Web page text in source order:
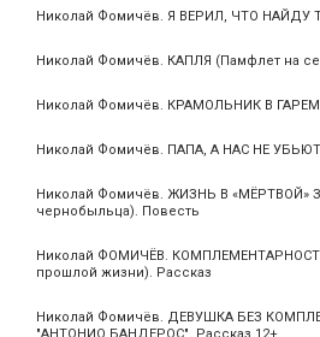
Николай Фомичёв. Я ВЕРИЛ, ЧТО НАЙДУ
Николай Фомичёв. КАПЛЯ (Памфлет на
Николай Фомичёв. КРАМОЛЬНИК В
Николай Фомичёв. ПАПА, А НАС НЕ
Николай Фомичёв. ЖИЗНЬ В «МЁРТВОЙ»
чернобыльца). Повесть
Николай ФОМИЧЁВ.
прошлой жизни). Рассказ
Николай Фомичёв. ДЕВУШКА БЕЗ
"АНТОНИО БАНДЕРОС". Рассказ 12+